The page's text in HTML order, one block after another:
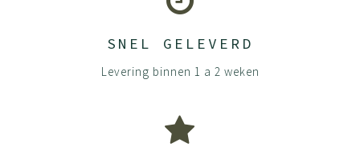
SNEL GELEVERD
Levering binnen 1 a 2 weken